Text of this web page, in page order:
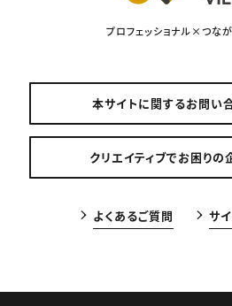
プロフェッショナル×つな
本サイトに関するお問い
クリエイティブでお困りの
よくあるご質問 サ